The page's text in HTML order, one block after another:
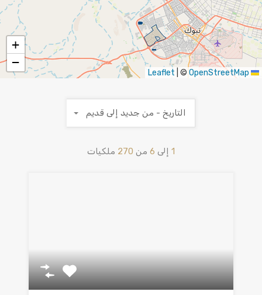
+
−
© OpenStreetMap
1 إلى 6 من 270 ملكيات
التاريخ - من جديد إلى قديم